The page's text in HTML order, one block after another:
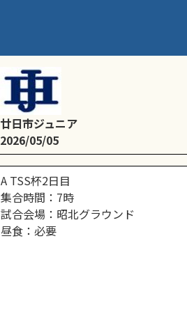
廿日市ジュニア
2026/05/05
A TSS杯2日目
集合時間：7時
試合会場：昭北グラウンド
昼食：必要